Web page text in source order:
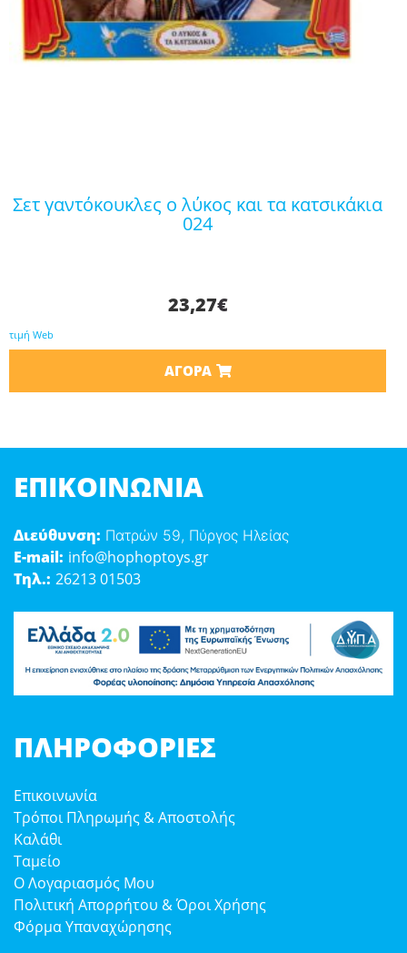
σετ γαντόκουκλες ο λύκος και τα κατσικάκια
024
23,27€
τιμή Web
ΑΓΟΡΆ
ΕΠΙΚΟΙΝΩΝΊΑ
Διεύθυνση: Πατρών 59, Πύργος Ηλείας
E-mail: info@hophoptoys.gr
Τηλ.: 26213 01503
ΠΛΗΡΟΦΟΡΊΕΣ
Επικοινωνία
Τρόποι Πληρωμής & Αποστολής
Καλάθι
Ταμείο
Ο Λογαριασμός Μου
Πολιτική Απορρήτου & Όροι Χρήσης
Φόρμα Υπαναχώρησης